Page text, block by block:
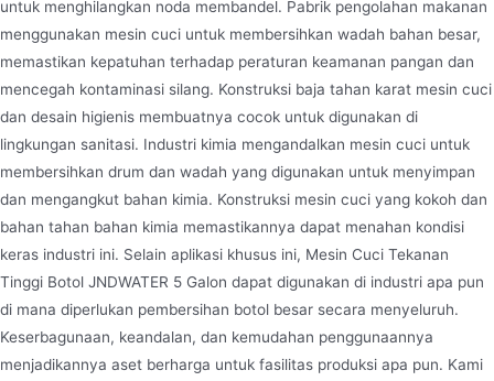
untuk menghilangkan noda membandel. Pabrik pengolahan makanan
menggunakan mesin cuci untuk membersihkan wadah bahan besar,
memastikan kepatuhan terhadap peraturan keamanan pangan dan
mencegah kontaminasi silang. Konstruksi baja tahan karat mesin cuci
dan desain higienis membuatnya cocok untuk digunakan di
lingkungan sanitasi. Industri kimia mengandalkan mesin cuci untuk
membersihkan drum dan wadah yang digunakan untuk menyimpan
dan mengangkut bahan kimia. Konstruksi mesin cuci yang kokoh dan
bahan tahan bahan kimia memastikannya dapat menahan kondisi
keras industri ini. Selain aplikasi khusus ini, Mesin Cuci Tekanan
Tinggi Botol JNDWATER 5 Galon dapat digunakan di industri apa pun
di mana diperlukan pembersihan botol besar secara menyeluruh.
Keserbagunaan, keandalan, dan kemudahan penggunaannya
menjadikannya aset berharga untuk fasilitas produksi apa pun. Kami